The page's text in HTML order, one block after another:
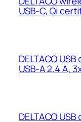
USB-C, Qi
DELTACO
USB-A 2.4 A,
DELTACO